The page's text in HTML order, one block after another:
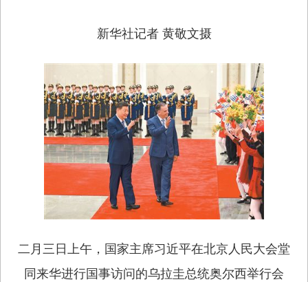
新华社记者 黄敬文摄
二月三日上午，国家主席习近平在北京人民大会堂
同来华进行国事访问的乌拉圭总统奥尔西举行会